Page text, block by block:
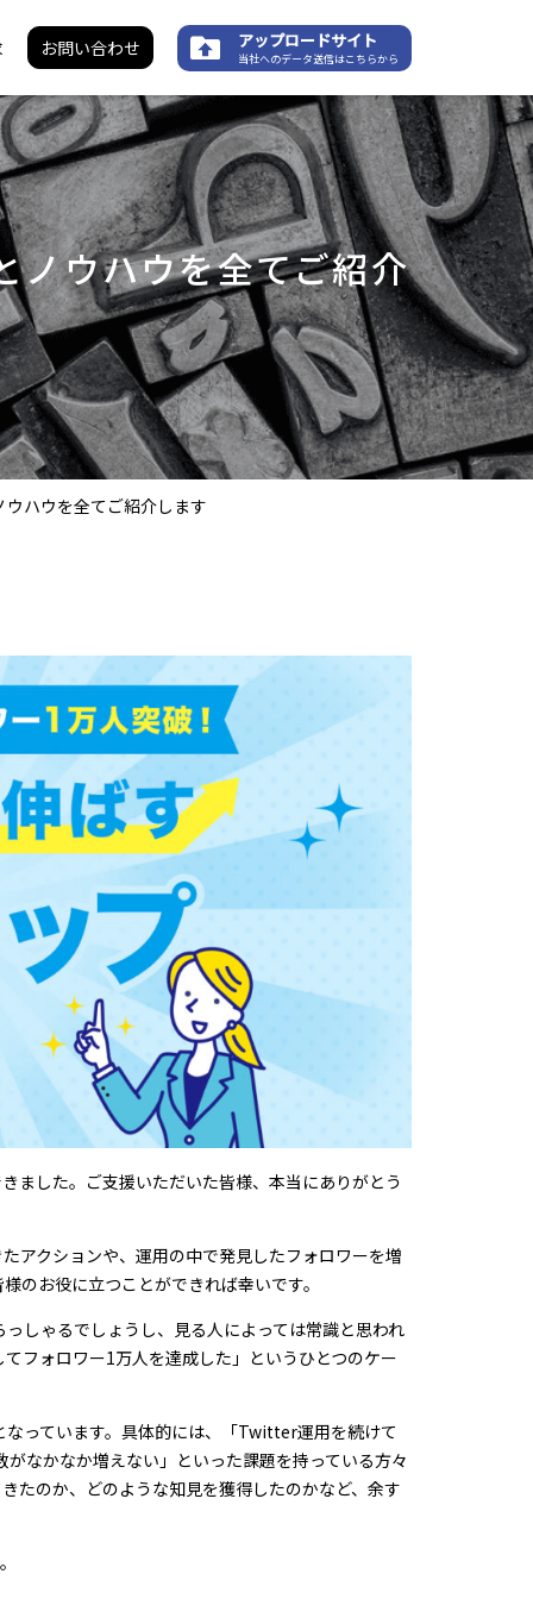
お問い合わせ アップロードサイト
当社へのデータ送信はこちらから
ウハウを全てご紹介
ハウを全てご紹介します
ました。ご支援いただいた皆様、本当にありがとう
アクションや、運用の中で発見したフォロワーを増
のお役に立つことができれば幸いです。
しゃるでしょうし、見る人によっては常識と思われ
フォロワー1万人を達成した」というひとつのケー
っています。具体的には、「Twitter運用を続けて
なかなか増えない」といった課題を持っている方々
たのか、どのような知見を獲得したのかなど、余す